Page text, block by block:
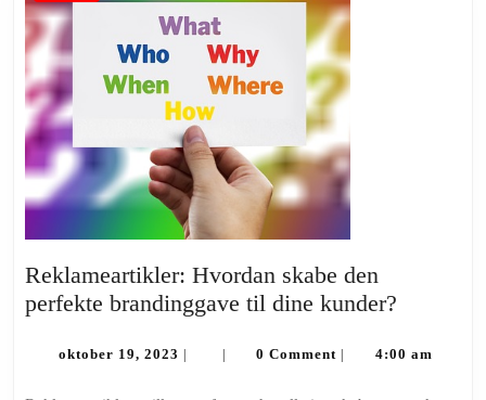
Reklameartikler: Hvordan skabe den
perfekte brandinggave til dine kunder?
skabe
oktober 19, 2023 oktober
0 Comment 4:00 am